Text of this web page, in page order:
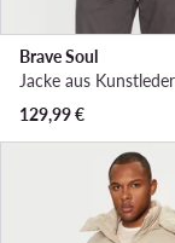
Brave Soul
129,99€